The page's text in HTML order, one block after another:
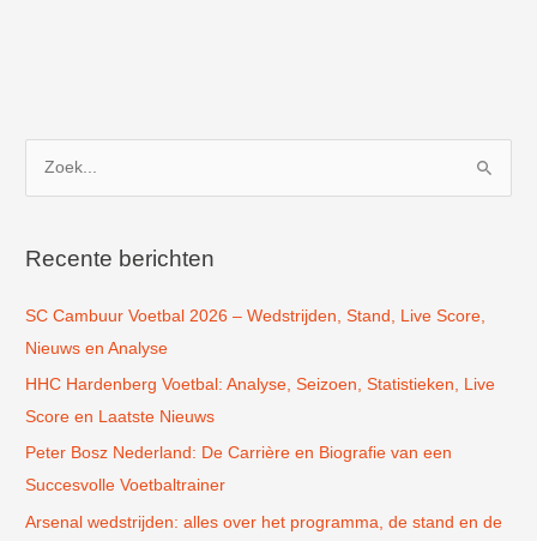
k
a
a
r
:
Recente berichten
SC Cambuur Voetbal 2026 – Wedstrijden, Stand, Live Score,
Nieuws en Analyse
HHC Hardenberg Voetbal: Analyse, Seizoen, Statistieken, Live
Score en Laatste Nieuws
Peter Bosz Nederland: De Carrière en Biografie van een
Succesvolle Voetbaltrainer
Arsenal wedstrijden: alles over het programma, de stand en de